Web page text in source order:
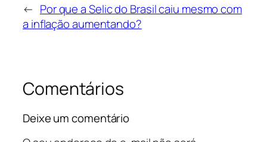
← Por que a Selic do Brasil caiu mesmo com
a inflação aumentando?
Comentários
Deixe um comentário